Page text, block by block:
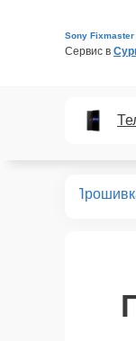
Sony Fixmaster
Сервис в